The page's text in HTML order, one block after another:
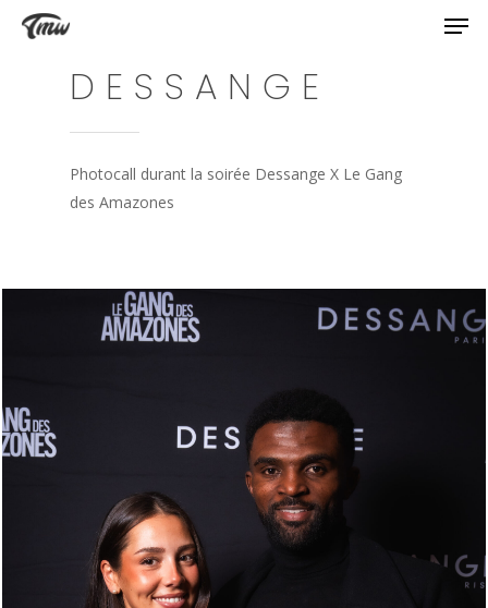
DESSANGE
Photocall durant la soirée Dessange X Le Gang
des Amazones